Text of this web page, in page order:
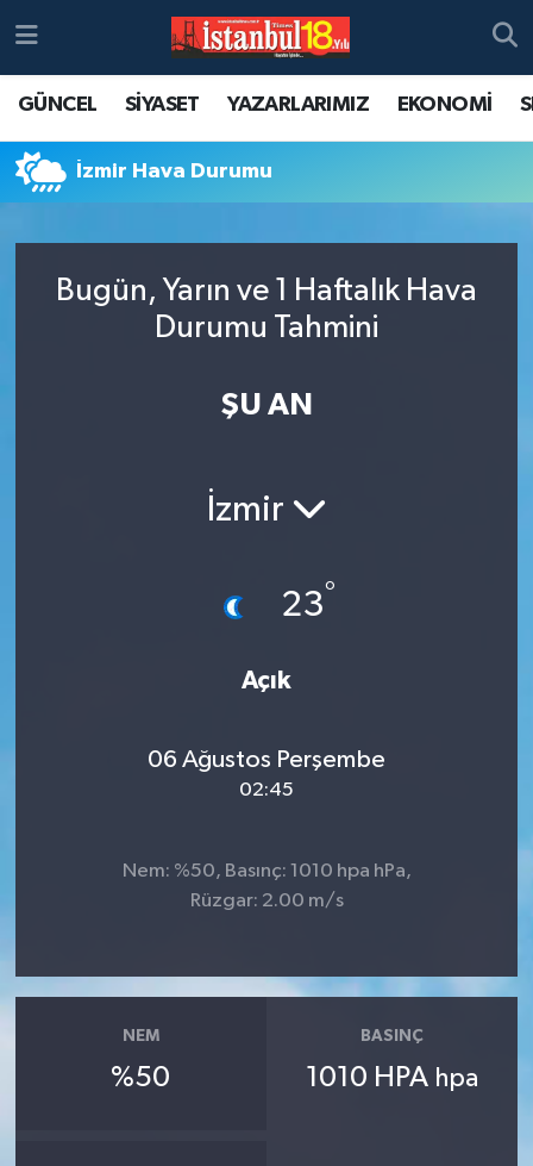
GÜNCEL SİYASET YAZARLARIMIZ EKONOMİ
İzmir Hava Durumu
Bugün, Yarın ve 1 Haftalık Hava
Durumu Tahmini
ŞU AN
İzmir
23°
Açık
06 Ağustos Perşembe
02:45
Nem: %50, Basınç: 1010 hpa hPa,
Rüzgar: 2.00 m/s
NEM
%50
BASINÇ
1010 HPA hpa